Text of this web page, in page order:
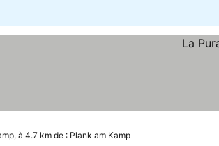
à 4.7 km de : Plank am Kamp